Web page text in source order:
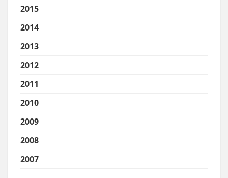
2015
2014
2013
2012
2011
2010
2009
2008
2007